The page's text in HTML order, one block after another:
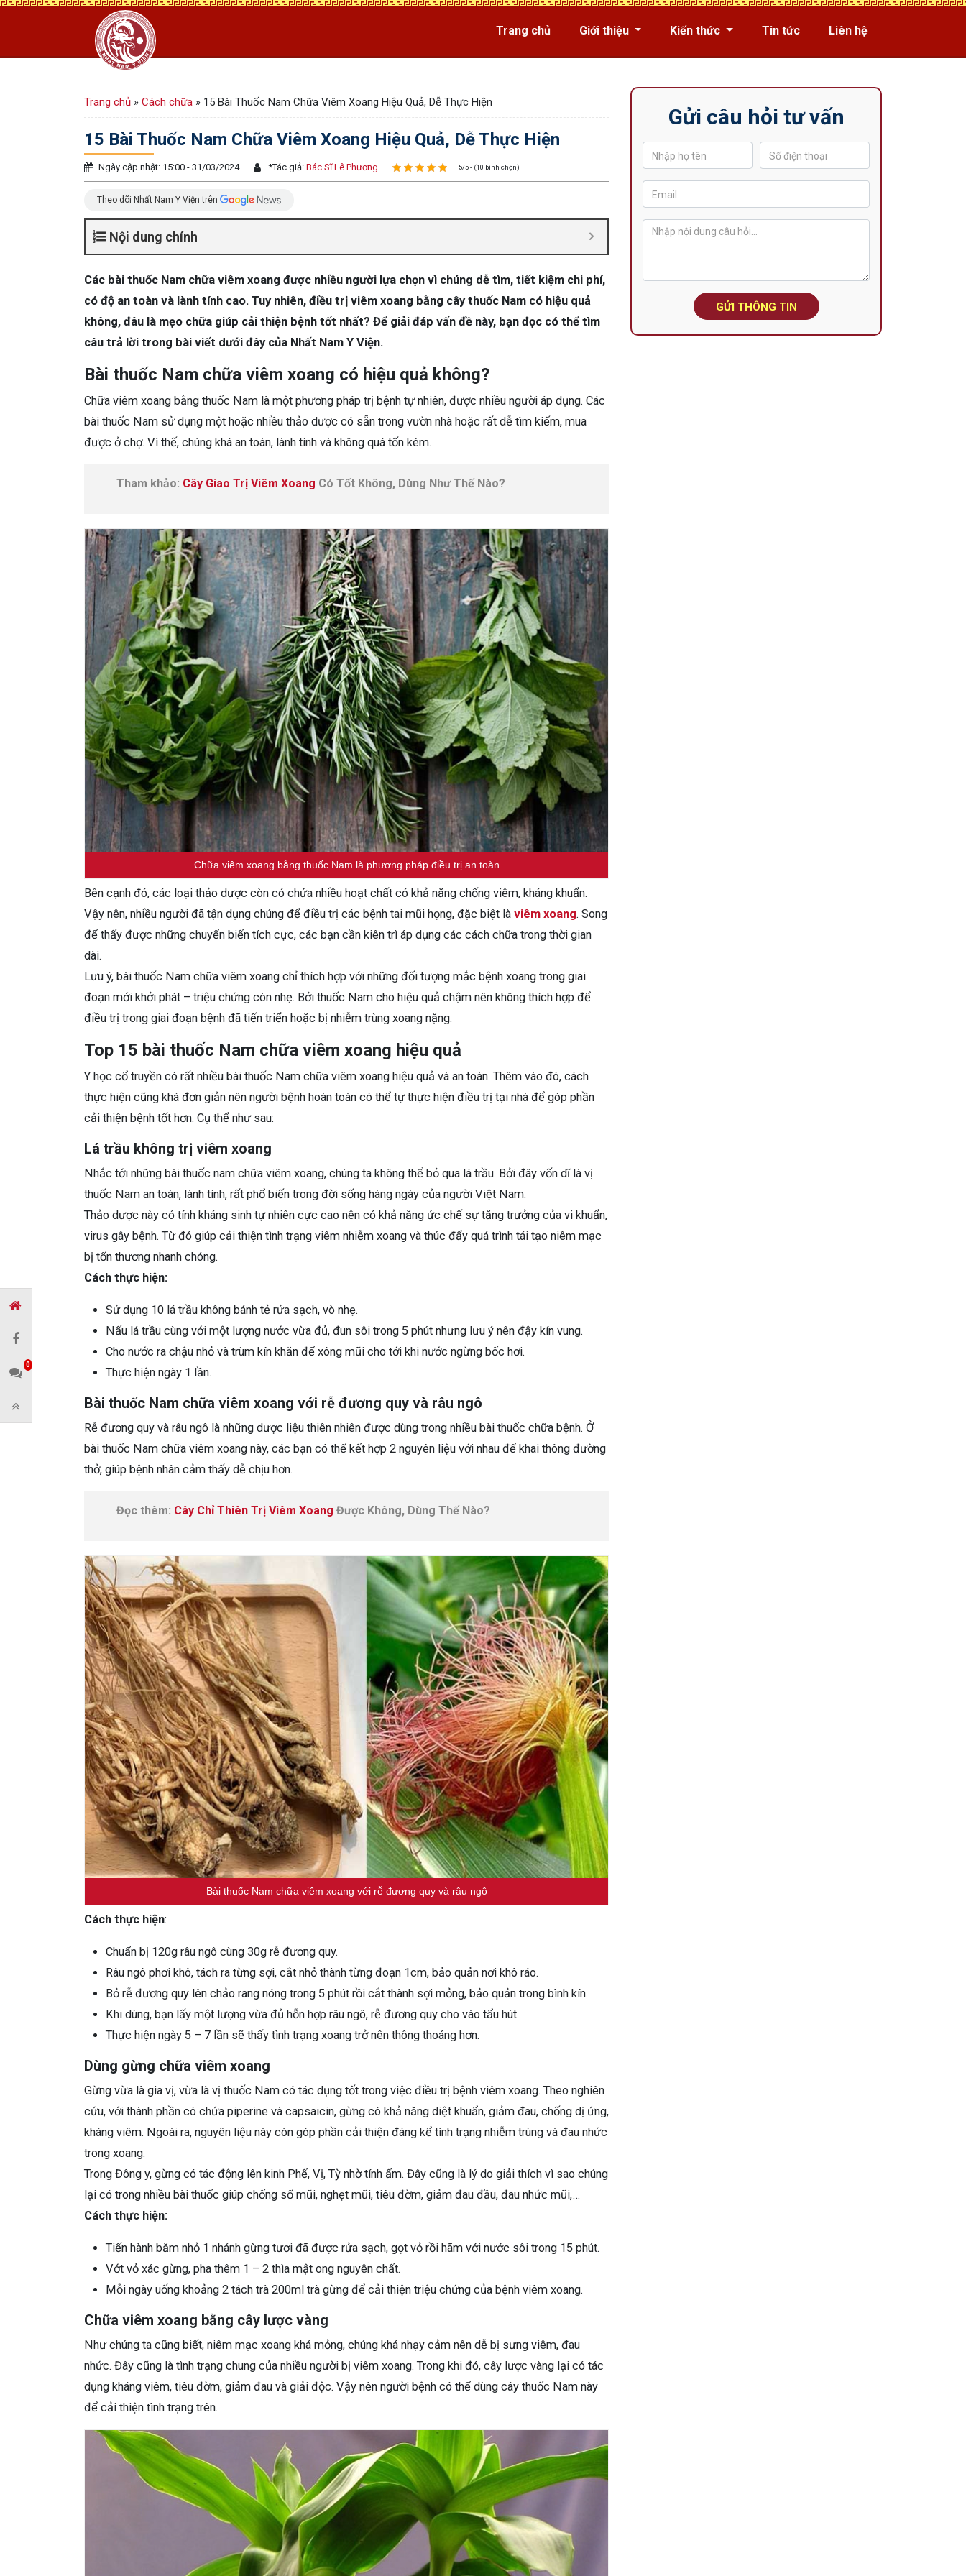
Trang chủ Giới thiệu Kiến thức Tin tức Liên hệ
Trang chủ » Cách chữa » 15 Bài Thuốc Nam Chữa Viêm Xoang Hiệu Quả, Dễ Thực Hiện
15 Bài Thuốc Nam Chữa Viêm Xoang Hiệu Quả, Dễ Thực Hiện
Ngày cập nhật: 15:00 - 31/03/2024 *Tác giả: Bác Sĩ Lê Phương 5/5 - (10 bình chọn)
Theo dõi Nhất Nam Y Viện trên
Nội dung chính
Các bài thuốc Nam chữa viêm xoang được nhiều người lựa chọn vì chúng dễ tìm, tiết kiệm chi phí,
có độ an toàn và lành tính cao. Tuy nhiên, điều trị viêm xoang bằng cây thuốc Nam có hiệu quả
không, đâu là mẹo chữa giúp cải thiện bệnh tốt nhất? Để giải đáp vấn đề này, bạn đọc có thể tìm
câu trả lời trong bài viết dưới đây của Nhất Nam Y Viện.
Bài thuốc Nam chữa viêm xoang có hiệu quả không?
Chữa viêm xoang bằng thuốc Nam là một phương pháp trị bệnh tự nhiên, được nhiều người áp dụng. Các
bài thuốc Nam sử dụng một hoặc nhiều thảo dược có sẵn trong vườn nhà hoặc rất dễ tìm kiếm, mua
được ở chợ. Vì thế, chúng khá an toàn, lành tính và không quá tốn kém.
Tham khảo: Cây Giao Trị Viêm Xoang Có Tốt Không, Dùng Như Thế Nào?
Chữa viêm xoang bằng thuốc Nam là phương pháp điều trị an toàn
Bên cạnh đó, các loại thảo dược còn có chứa nhiều hoạt chất có khả năng chống viêm, kháng khuẩn.
Vậy nên, nhiều người đã tận dụng chúng để điều trị các bệnh tai mũi họng, đặc biệt là viêm xoang. Song
để thấy được những chuyển biến tích cực, các bạn cần kiên trì áp dụng các cách chữa trong thời gian
dài.
Lưu ý, bài thuốc Nam chữa viêm xoang chỉ thích hợp với những đối tượng mắc bệnh xoang trong giai
đoạn mới khởi phát – triệu chứng còn nhẹ. Bởi thuốc Nam cho hiệu quả chậm nên không thích hợp để
điều trị trong giai đoạn bệnh đã tiến triển hoặc bị nhiễm trùng xoang nặng.
Top 15 bài thuốc Nam chữa viêm xoang hiệu quả
Y học cổ truyền có rất nhiều bài thuốc Nam chữa viêm xoang hiệu quả và an toàn. Thêm vào đó, cách
thực hiện cũng khá đơn giản nên người bệnh hoàn toàn có thể tự thực hiện điều trị tại nhà để góp phần
cải thiện bệnh tốt hơn. Cụ thể như sau:
Lá trầu không trị viêm xoang
Nhắc tới những bài thuốc nam chữa viêm xoang, chúng ta không thể bỏ qua lá trầu. Bởi đây vốn dĩ là vị
thuốc Nam an toàn, lành tính, rất phổ biến trong đời sống hàng ngày của người Việt Nam.
Thảo dược này có tính kháng sinh tự nhiên cực cao nên có khả năng ức chế sự tăng trưởng của vi khuẩn,
virus gây bệnh. Từ đó giúp cải thiện tình trạng viêm nhiễm xoang và thúc đẩy quá trình tái tạo niêm mạc
bị tổn thương nhanh chóng.
Cách thực hiện:
Sử dụng 10 lá trầu không bánh tẻ rửa sạch, vò nhẹ.
Nấu lá trầu cùng với một lượng nước vừa đủ, đun sôi trong 5 phút nhưng lưu ý nên đậy kín vung.
Cho nước ra chậu nhỏ và trùm kín khăn để xông mũi cho tới khi nước ngừng bốc hơi.
Thực hiện ngày 1 lần.
Bài thuốc Nam chữa viêm xoang với rễ đương quy và râu ngô
Rễ đương quy và râu ngô là những dược liệu thiên nhiên được dùng trong nhiều bài thuốc chữa bệnh. Ở
bài thuốc Nam chữa viêm xoang này, các bạn có thể kết hợp 2 nguyên liệu với nhau để khai thông đường
thở, giúp bệnh nhân cảm thấy dễ chịu hơn.
Đọc thêm: Cây Chỉ Thiên Trị Viêm Xoang Được Không, Dùng Thế Nào?
Bài thuốc Nam chữa viêm xoang với rễ đương quy và râu ngô
Cách thực hiện:
Chuẩn bị 120g râu ngô cùng 30g rễ đương quy.
Râu ngô phơi khô, tách ra từng sợi, cắt nhỏ thành từng đoạn 1cm, bảo quản nơi khô ráo.
Bỏ rễ đương quy lên chảo rang nóng trong 5 phút rồi cắt thành sợi mỏng, bảo quản trong bình kín.
Khi dùng, bạn lấy một lượng vừa đủ hỗn hợp râu ngô, rễ đương quy cho vào tẩu hút.
Thực hiện ngày 5 – 7 lần sẽ thấy tình trạng xoang trở nên thông thoáng hơn.
Dùng gừng chữa viêm xoang
Gừng vừa là gia vị, vừa là vị thuốc Nam có tác dụng tốt trong việc điều trị bệnh viêm xoang. Theo nghiên
cứu, với thành phần có chứa piperine và capsaicin, gừng có khả năng diệt khuẩn, giảm đau, chống dị ứng,
kháng viêm. Ngoài ra, nguyên liệu này còn góp phần cải thiện đáng kể tình trạng nhiễm trùng và đau nhức
trong xoang.
Trong Đông y, gừng có tác động lên kinh Phế, Vị, Tỳ nhờ tính ấm. Đây cũng là lý do giải thích vì sao chúng
lại có trong nhiều bài thuốc giúp chống sổ mũi, nghẹt mũi, tiêu đờm, giảm đau đầu, đau nhức mũi,…
Cách thực hiện:
Tiến hành băm nhỏ 1 nhánh gừng tươi đã được rửa sạch, gọt vỏ rồi hãm với nước sôi trong 15 phút.
Vớt vỏ xác gừng, pha thêm 1 – 2 thìa mật ong nguyên chất.
Mỗi ngày uống khoảng 2 tách trà 200ml trà gừng để cải thiện triệu chứng của bệnh viêm xoang.
Chữa viêm xoang bằng cây lược vàng
Như chúng ta cũng biết, niêm mạc xoang khá mỏng, chúng khá nhạy cảm nên dễ bị sưng viêm, đau
nhức. Đây cũng là tình trạng chung của nhiều người bị viêm xoang. Trong khi đó, cây lược vàng lại có tác
dụng kháng viêm, tiêu đờm, giảm đau và giải độc. Vậy nên người bệnh có thể dùng cây thuốc Nam này
để cải thiện tình trạng trên.
Gửi câu hỏi tư vấn
GỬI THÔNG TIN
0